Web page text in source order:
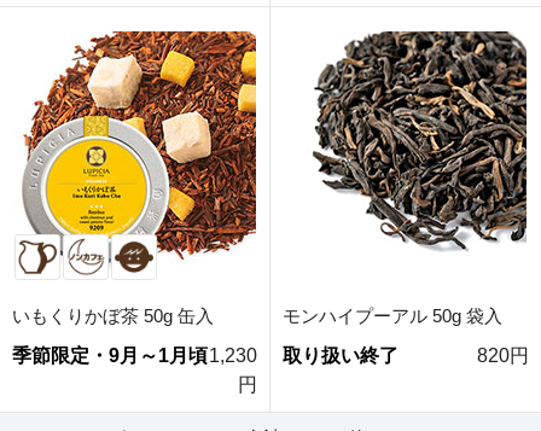
いもくりかぼ茶 50g 缶入
季節限定・9月～1月頃1,230
円
モンハイプーアル 50g 袋入
取り扱い終了
820円